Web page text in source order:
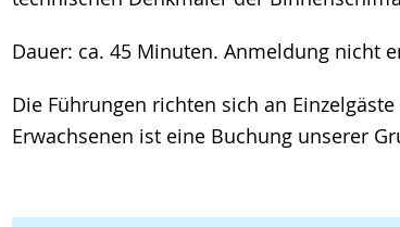
Dauer: ca. 45 Minuten. Anmeldung nicht
Die Führungen richten sich an
Erwachsenen ist eine Buchung unserer